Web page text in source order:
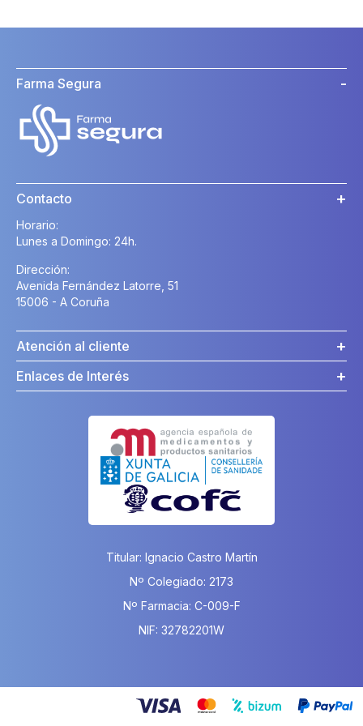
Farma Segura
Contacto
Horario:
Lunes a Domingo: 24h.
Dirección:
Avenida Fernández Latorre, 51
15006 - A Coruña
Atención al cliente
Enlaces de Interés
Titular: Ignacio Castro Martín
Nº Colegiado: 2173
Nº Farmacia: C-009-F
NIF: 32782201W